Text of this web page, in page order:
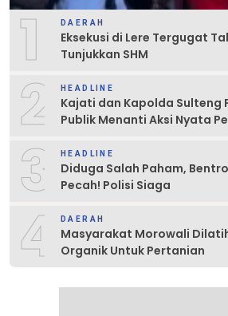
1 DAERAH
Eksekusi di Lere Tergugat
Tunjukkan SHM
2 HEADLINE
Kajati dan Kapolda Sulteng
Publik Menanti Aksi Nyata
3 HEADLINE
Diduga Salah Paham,
Pecah! Polisi Siaga
4 DAERAH
Masyarakat Morowali
Organik Untuk Pertanian